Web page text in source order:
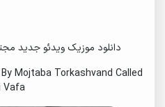
دانلود موزیک ویدئو جدید
Mojtaba Torkashvand Called
Vafa